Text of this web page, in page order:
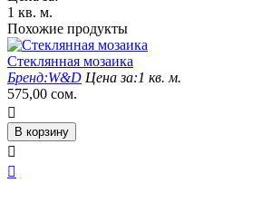
1 кв. м.
Похожие продукты
Стеклянная мозаика
Бренд:W&D Цена за:1 кв. м.
575,00 сом.

В корзину

